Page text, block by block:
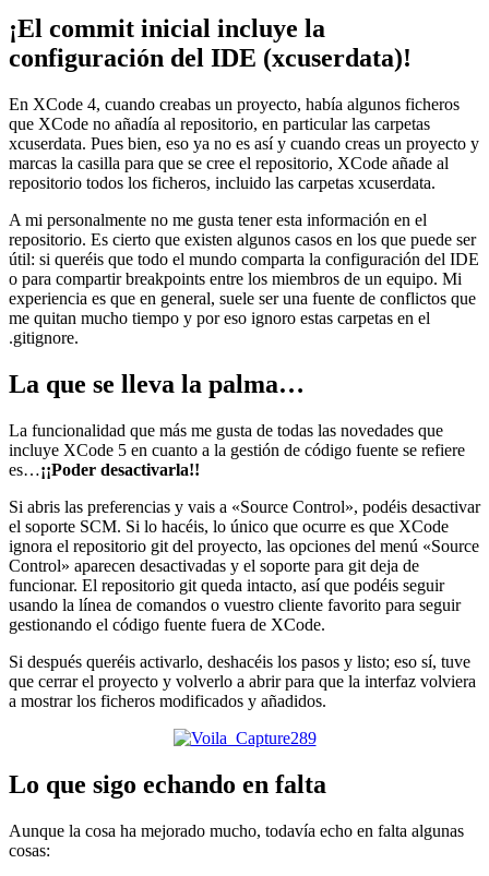
¡El commit inicial incluye la
configuración del IDE (xcuserdata)!
En XCode 4, cuando creabas un proyecto, había algunos ficheros
que XCode no añadía al repositorio, en particular las carpetas
xcuserdata. Pues bien, eso ya no es así y cuando creas un proyecto y
marcas la casilla para que se cree el repositorio, XCode añade al
repositorio todos los ficheros, incluido las carpetas xcuserdata.
A mi personalmente no me gusta tener esta información en el
repositorio. Es cierto que existen algunos casos en los que puede ser
útil: si queréis que todo el mundo comparta la configuración del IDE
o para compartir breakpoints entre los miembros de un equipo. Mi
experiencia es que en general, suele ser una fuente de conflictos que
me quitan mucho tiempo y por eso ignoro estas carpetas en el
.gitignore.
La que se lleva la palma…
La funcionalidad que más me gusta de todas las novedades que
incluye XCode 5 en cuanto a la gestión de código fuente se refiere
es…¡¡Poder desactivarla!!
Si abris las preferencias y vais a «Source Control», podéis desactivar
el soporte SCM. Si lo hacéis, lo único que ocurre es que XCode
ignora el repositorio git del proyecto, las opciones del menú «Source
Control» aparecen desactivadas y el soporte para git deja de
funcionar. El repositorio git queda intacto, así que podéis seguir
usando la línea de comandos o vuestro cliente favorito para seguir
gestionando el código fuente fuera de XCode.
Si después queréis activarlo, deshacéis los pasos y listo; eso sí, tuve
que cerrar el proyecto y volverlo a abrir para que la interfaz volviera
a mostrar los ficheros modificados y añadidos.
Lo que sigo echando en falta
Aunque la cosa ha mejorado mucho, todavía echo en falta algunas
cosas: